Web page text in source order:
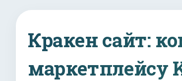
Кракен сайт:
маркетплейсу